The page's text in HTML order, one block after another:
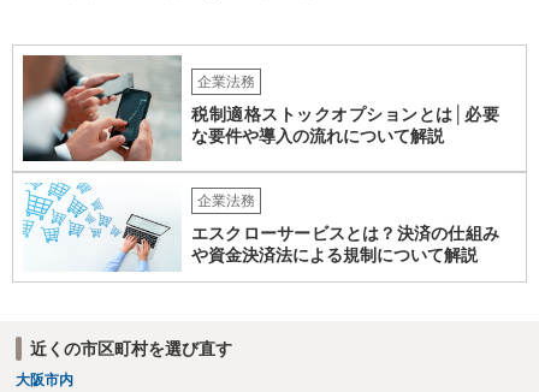
企業法務
税制適格ストックオプションとは│必要
な要件や導入の流れについて解説
企業法務
エスクローサービスとは？決済の仕組み
や資金決済法による規制について解説
近くの市区町村を選び直す
大阪市内